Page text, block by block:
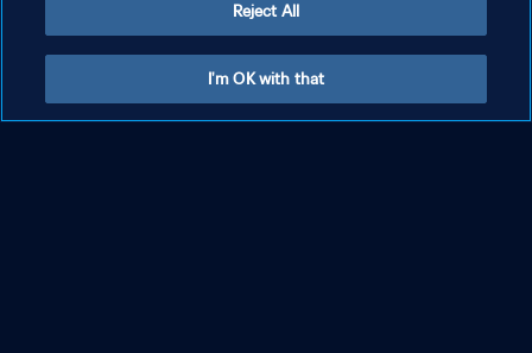
Reject All
I'm OK with that